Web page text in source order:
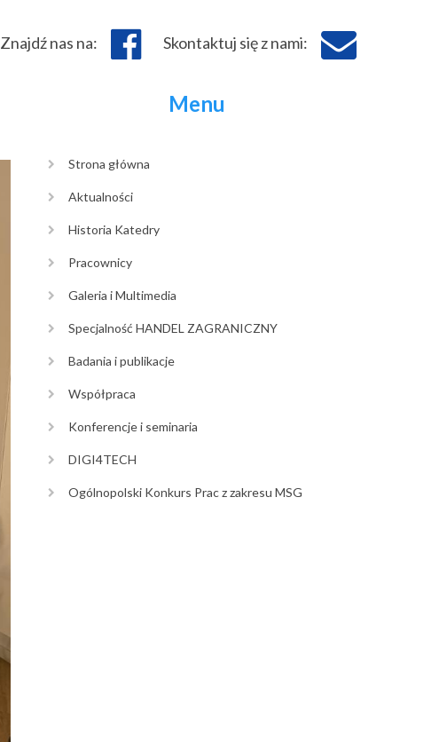
Znajdź nas na: Skontaktuj się z nami:
Menu
Strona główna
Aktualności
Historia Katedry
Pracownicy
Galeria i Multimedia
Specjalność HANDEL ZAGRANICZNY
Badania i publikacje
Współpraca
Konferencje i seminaria
DIGI4TECH
Ogólnopolski Konkurs Prac z zakresu MSG